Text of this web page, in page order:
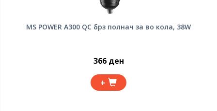
MS POWER A300 QC брз полнач за во кола, 38W
366 ден
+